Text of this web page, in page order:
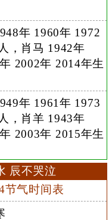
年 1960年 1972
，肖马 1942年
2002年 2014年生
年 1961年 1973
，肖羊 1943年
2003年 2015年生
辰不哭泣
节气时间表